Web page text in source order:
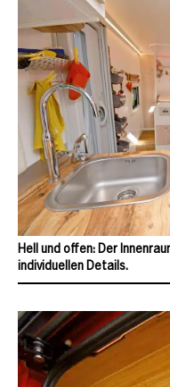
Hell und offen: Der
individuellen Details.